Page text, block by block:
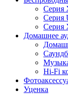
Серия
Серия
Серия
Домашнее
Hi-Fi
Уценка